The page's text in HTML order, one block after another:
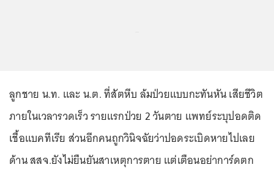
ลูกชาย น.ท. และ น.ต. ที่สัตหีบ ล้มป่วยแบบกะทันหัน เสียชีวิต
ภายในเวลารวดเร็ว รายแรกป่วย 2 วันตาย แพทย์ระบุปอดติด
เชื้อแบคทีเรีย ส่วนอีกคนถูกวินิจฉัยว่าปอดระเบิดหายไปเลย
ด้าน สสจ.ยังไม่ยืนยันสาเหตุการตาย แต่เตือนอย่าการ์ดตก